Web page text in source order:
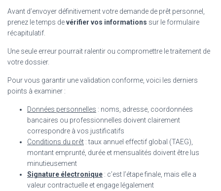
Avant d’envoyer définitivement votre demande de prêt personnel,
prenez le temps devérifier vos informations sur le formulaire
récapitulatif.
Une seule erreur pourrait ralentir ou compromettre le traitement de
votre dossier.
Pour vous garantir une validation conforme, voici les derniers
points à examiner :
Données personnelles : noms, adresse, coordonnées
bancaires ou professionnelles doivent clairement
correspondre à vos justificatifs
Conditions du prêt : taux annuel effectif global (TAEG),
montant emprunté, durée et mensualités doivent être lus
minutieusement
Signature électronique : c’est l’étape finale, mais elle a
valeur contractuelle et engage légalement